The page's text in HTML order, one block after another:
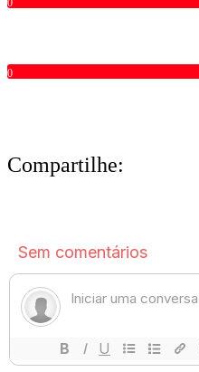
0
0
Compartilhe: